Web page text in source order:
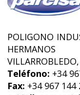
POLIGONO
Teléfono: +34
Fax: +34 967 144